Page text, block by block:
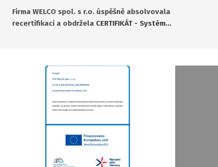
Firma WELCO spol. s r.o. úspěšně absolvovala
recertifikaci a obdržela CERTIFIKÁT - Systém…